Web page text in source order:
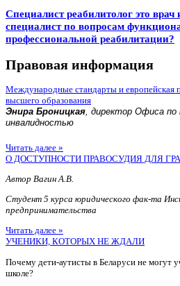
Специалист реабилитолог это
специалист по вопросам
профессиональной реабилитации?
Правовая информация
Международные стандарты и европейская
высшего образования
Энира Броницкая, директор Офиса по
инвалидностью
Читать далее »
О ДОСТУПНОСТИ ПРАВОСУДИЯ ДЛЯ
Автор Вагин А.В.
Студент 5 курса юридического фак-та
предпринимательства
Читать далее »
УЧЕНИКИ, КОТОРЫХ НЕ ЖДАЛИ
Почему дети-аутисты в Беларуси не могут
школе?